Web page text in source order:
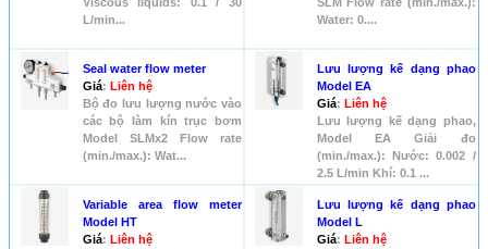
L/min...
Water: 0....
Seal water flow meter
Giá: Liên hệ
Bộ đo lưu lượng nước vào
các bộ làm kín trục bơm
Model SLMx2 Flow rate
(min./max.): Wat...
Lưu lượng kế dạng phao
Model EA
Giá: Liên hệ
Lưu lượng kế dạng phao,
Model EA Giải đo
(min./max.): Nước: 0.002 /
2.5 L/min Khí: 0.1 ...
Variable area flow meter
Model HT
Giá: Liên hệ
Lưu lượng kế dạng phao
Model L
Giá: Liên hệ